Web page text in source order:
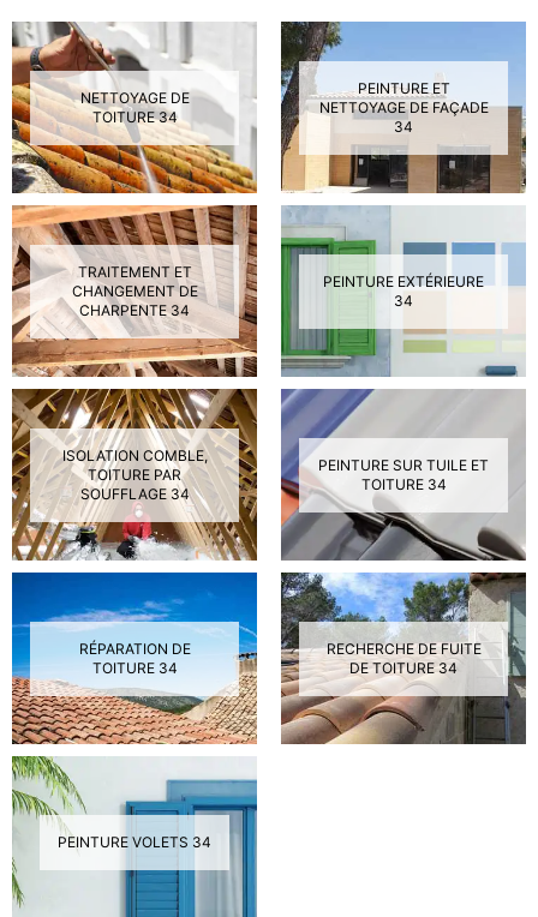
NETTOYAGE DE
TOITURE 34
PEINTURE ET
NETTOYAGE DE FAÇADE
34
TRAITEMENT ET
CHANGEMENT DE
CHARPENTE 34
PEINTURE EXTÉRIEURE
34
ISOLATION COMBLE,
TOITURE PAR
SOUFFLAGE 34
PEINTURE SUR TUILE ET
TOITURE 34
RÉPARATION DE
TOITURE 34
RECHERCHE DE FUITE
DE TOITURE 34
PEINTURE VOLETS 34